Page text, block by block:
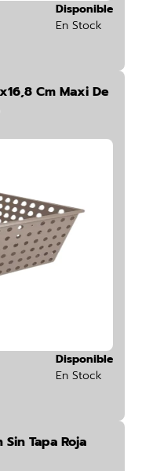
Disponible
En Stock
Cm Maxi De
Disponible
En Stock
Tapa Roja